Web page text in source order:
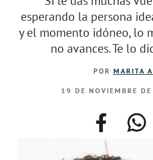
esperando la persona
y el momento idóneo, lo
no avances. Te lo
POR MARITA
19 DE NOVIEMBRE
facebook